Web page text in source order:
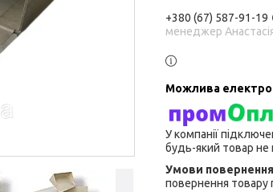
+380 (67) 587-91-19
менеджер
У компанії
будь-який товар не
повернення товару